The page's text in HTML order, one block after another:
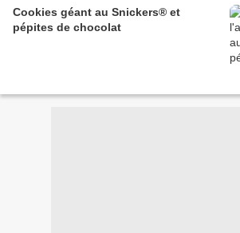
Cookies géant au Snickers® et
pépites de chocolat